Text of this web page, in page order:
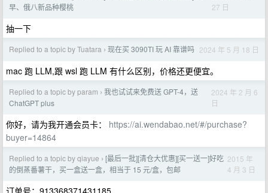
早、俄八新品种樱桃
27 日
抽一下
Replied to a topic by Tuatara › 现在买 3090TI 玩 AI 靠谱吗 2024 年 5 月 18 日
mac 跑 LLM,跟 wsl 跑 LLM 有什么区别，价格还更便宜。
Replied to a topic by param › 我也试试来免费送 GPT-4，送
ChatGPT plus
2024 年 2 月 6
日
你好，请为我开通会员卡： https://ai.wendabao.net/#/purchase?
buyer=14864
Replied to a topic by qiayue › [最后一批][清仓大优惠][买一送一]好吃
的倒蒸番薯干，买一盒送一盒，相当于 15 元/盒，包邮
2015 年
4 月 3 日
订单号：913368371431185